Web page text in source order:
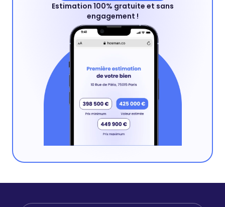
Estimation 100% gratuite et sans
engagement !